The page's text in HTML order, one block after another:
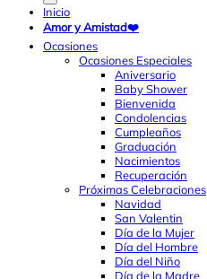
Inicio
Amor y Amistad❤️
Ocasiones
Ocasiones Especiales
Aniversario
Baby Shower
Bienvenida
Condolencias
Cumpleaños
Graduación
Nacimientos
Recuperación
Próximas Celebraciones
Navidad
San Valentin
Día de la Mujer
Día del Hombre
Día del Niño
Día de la Madre